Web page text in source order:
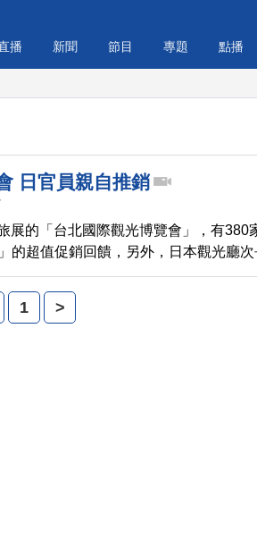
播 新聞 節目 專題 點播
日官員親自推銷
展的「台北國際觀光博覽會」，有380
的超值促銷回饋，另外，日本觀光廳
報告目前日本各地的輻射控制狀況、交
設施營運等，希望台灣民眾能放心到日
1 >